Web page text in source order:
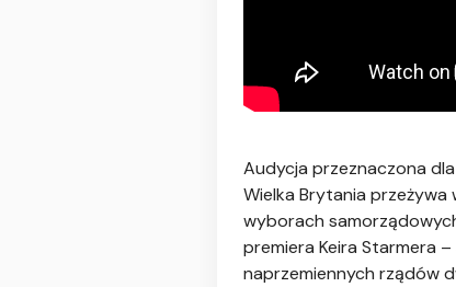
Audycja przeznaczona
Wielka Brytania
wyborach
premiera Keira Starmera
naprzemiennych rządów